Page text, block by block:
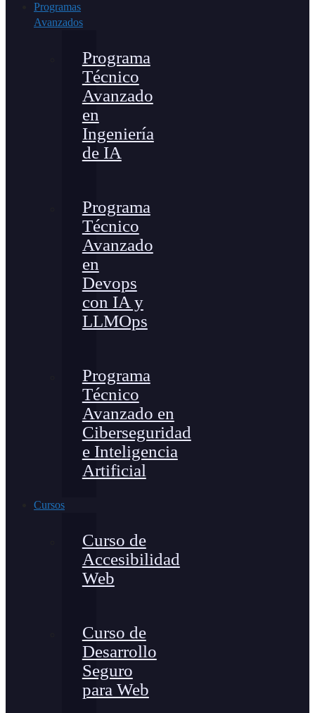
Programas
Avanzados
Programa
Técnico
Avanzado
en
Ingeniería
de IA
Programa
Técnico
Avanzado
en
Devops
con IA y
LLMOps
Programa
Técnico
Avanzado en
Ciberseguridad
e Inteligencia
Artificial
Cursos
Curso de
Accesibilidad
Web
Curso de
Desarrollo
Seguro
para Web